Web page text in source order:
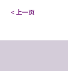
< 上一页